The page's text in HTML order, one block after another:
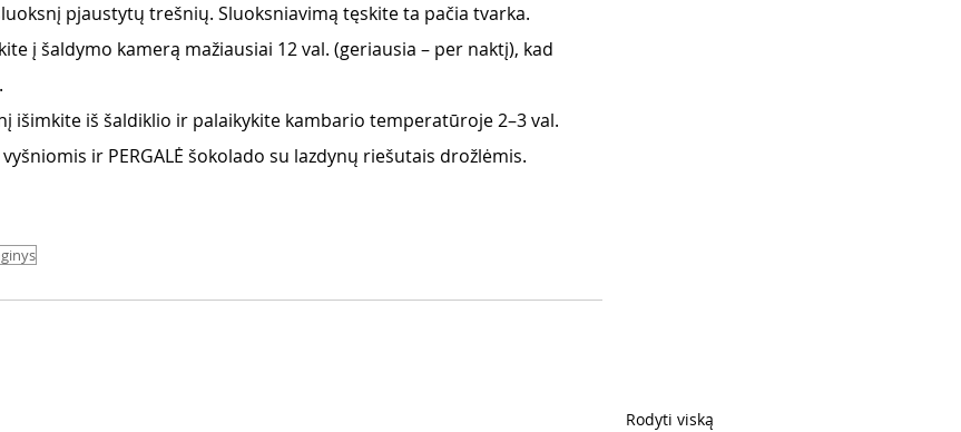
pjaustytų trešnių. Sluoksniavimą tęskite ta pačia tvarka.
į šaldymo kamerą mažiausiai 12 val. (geriausia – per naktį), kad
išimkite iš šaldiklio ir palaikykite kambario temperatūroje 2–3 val.
vyšniomis ir PERGALĖ šokolado su lazdynų riešutais drožlėmis.
Rodyti viską